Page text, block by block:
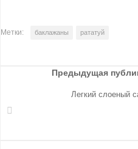
Метки: баклажаны рататуй
Предыдущая
Легкий слоеный